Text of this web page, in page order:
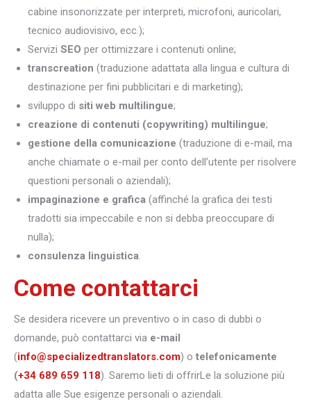
cabine insonorizzate per interpreti, microfoni, auricolari,
tecnico audiovisivo, ecc.);
Servizi SEO per ottimizzare i contenuti online;
transcreation (traduzione adattata alla lingua e cultura di
destinazione per fini pubblicitari e di marketing);
sviluppo di siti web multilingue;
creazione di contenuti (copywriting) multilingue;
gestione della comunicazione (traduzione di e-mail, ma
anche chiamate o e-mail per conto dell’utente per risolvere
questioni personali o aziendali);
impaginazione e grafica (affinché la grafica dei testi
tradotti sia impeccabile e non si debba preoccupare di
nulla);
consulenza linguistica.
Come contattarci
Se desidera ricevere un preventivo o in caso di dubbi o
domande, può contattarci via e-mail
(info@specializedtranslators.com) o telefonicamente
(+34 689 659 118). Saremo lieti di offrirLe la soluzione più
adatta alle Sue esigenze personali o aziendali.